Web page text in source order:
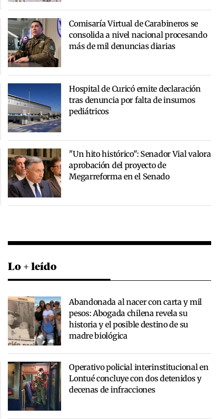
Comisaría Virtual de Carabineros se
consolida a nivel nacional procesando
más de mil denuncias diarias
Hospital de Curicó emite declaración
tras denuncia por falta de insumos
pediátricos
"Un hito histórico": Senador Vial valora
aprobación del proyecto de
Megarreforma en el Senado
Lo + leído
Abandonada al nacer con carta y mil
pesos: Abogada chilena revela su
historia y el posible destino de su
madre biológica
Operativo policial interinstitucional en
Lontué concluye con dos detenidos y
decenas de infracciones